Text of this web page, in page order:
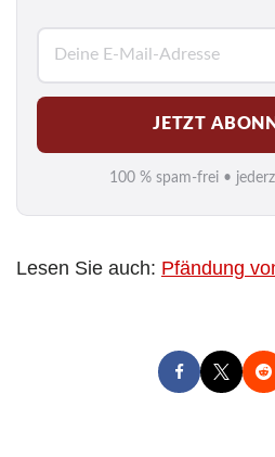
M
a
i
l
*
JETZT
100 % spam-frei •
Lesen Sie auch: Pfändung